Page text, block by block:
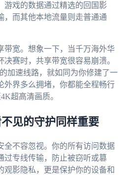
游戏的数据通过精选的回国影
，而其他本地流量则走普通通
带宽。想象一下，当千万海外华
决赛时，共享带宽很容易崩溃。
加速线路，就如同为你修建了一
外界多么拥堵，你都能全程畅行
超高清画质。
见的守护同样重要
全不容忽视。你的所有访问数据
过专线传输，防止被窃听或篡
观影隐私，更是保护你的设备和